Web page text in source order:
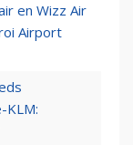
en Wizz Air
Airport
KLM: